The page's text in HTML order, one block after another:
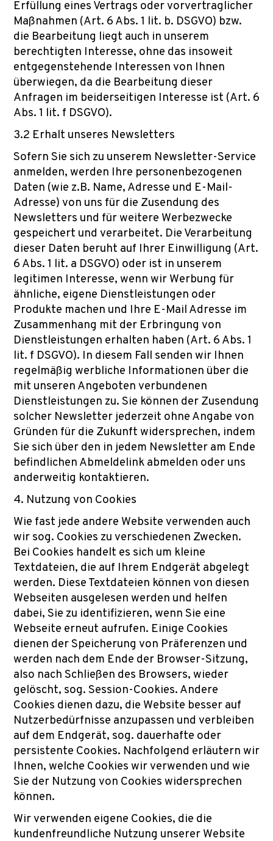
Erfüllung eines Vertrags oder vorvertraglicher
Maßnahmen (Art. 6 Abs. 1 lit. b. DSGVO) bzw.
die Bearbeitung liegt auch in unserem
berechtigten Interesse, ohne das insoweit
entgegenstehende Interessen von Ihnen
überwiegen, da die Bearbeitung dieser
Anfragen im beiderseitigen Interesse ist (Art. 6
Abs. 1 lit. f DSGVO).
3.2 Erhalt unseres Newsletters
Sofern Sie sich zu unserem Newsletter-Service
anmelden, werden Ihre personenbezogenen
Daten (wie z.B. Name, Adresse und E-Mail-
Adresse) von uns für die Zusendung des
Newsletters und für weitere Werbezwecke
gespeichert und verarbeitet. Die Verarbeitung
dieser Daten beruht auf Ihrer Einwilligung (Art.
6 Abs. 1 lit. a DSGVO) oder ist in unserem
legitimen Interesse, wenn wir Werbung für
ähnliche, eigene Dienstleistungen oder
Produkte machen und Ihre E-Mail Adresse im
Zusammenhang mit der Erbringung von
Dienstleistungen erhalten haben (Art. 6 Abs. 1
lit. f DSGVO). In diesem Fall senden wir Ihnen
regelmäßig werbliche Informationen über die
mit unseren Angeboten verbundenen
Dienstleistungen zu. Sie können der Zusendung
solcher Newsletter jederzeit ohne Angabe von
Gründen für die Zukunft widersprechen, indem
Sie sich über den in jedem Newsletter am Ende
befindlichen Abmeldelink abmelden oder uns
anderweitig kontaktieren.
4. Nutzung von Cookies
Wie fast jede andere Website verwenden auch
wir sog. Cookies zu verschiedenen Zwecken.
Bei Cookies handelt es sich um kleine
Textdateien, die auf Ihrem Endgerät abgelegt
werden. Diese Textdateien können von diesen
Webseiten ausgelesen werden und helfen
dabei, Sie zu identifizieren, wenn Sie eine
Webseite erneut aufrufen. Einige Cookies
dienen der Speicherung von Präferenzen und
werden nach dem Ende der Browser-Sitzung,
also nach Schließen des Browsers, wieder
gelöscht, sog. Session-Cookies. Andere
Cookies dienen dazu, die Website besser auf
Nutzerbedürfnisse anzupassen und verbleiben
auf dem Endgerät, sog. dauerhafte oder
persistente Cookies. Nachfolgend erläutern wir
Ihnen, welche Cookies wir verwenden und wie
Sie der Nutzung von Cookies widersprechen
können.
Wir verwenden eigene Cookies, die die
kundenfreundliche Nutzung unserer Website